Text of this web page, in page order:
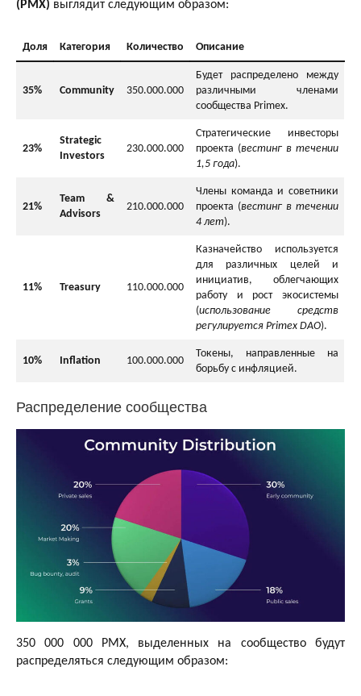
(PMX) выглядит следующим образом:
Доля Категория Количество Описание
35% Community 350.000.000
Будет распределено между
различными членами
сообщества Primex.
23%
Strategic
Investors
230.000.000
Стратегические инвесторы
проекта (вестинг в течении
1,5 года).
21%
Team &
Advisors
210.000.000
Члены команда и советники
проекта (вестинг в течении
4 лет).
11% Treasury 110.000.000
Казначейство используется
для различных целей и
инициатив, облегчающих
работу и рост экосистемы
(использование средств
регулируется Primex DAO).
10% Inflation 100.000.000
Токены, направленные на
борьбу с инфляцией.
Распределение сообщества
350 000 000 PMX, выделенных на сообщество будут
распределяться следующим образом: